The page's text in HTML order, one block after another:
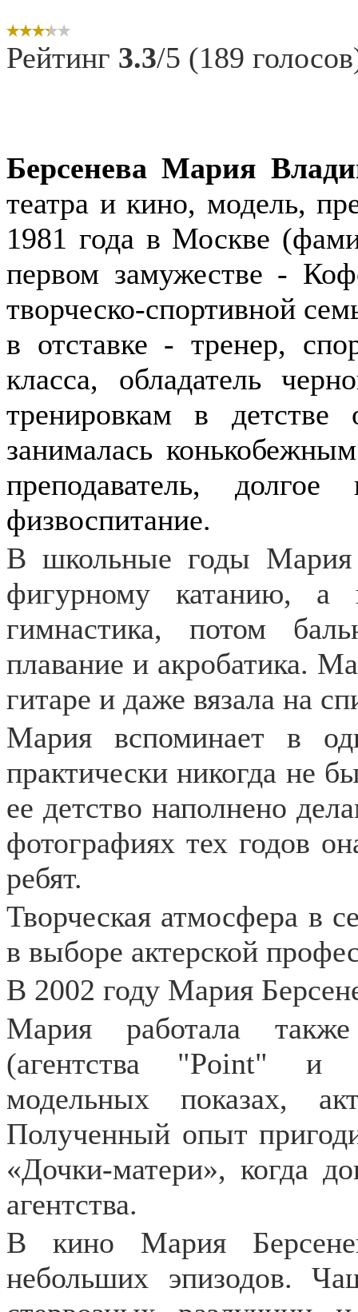
Рейтинг 3.3/5 (189
Берсенева Мария
театра и кино, модель,
1981 года в Москве
первом замужестве -
творческо-спортивной
в отставке - тренер,
класса, обладатель
тренировкам в
занималась
преподаватель,
физвоспитание.
В школьные годы Мария
фигурному катанию, а
гимнастика, потом
плавание и акробатика.
гитаре и даже вязала на
Мария вспоминает в
практически никогда не
ее детство наполнено
фотографиях тех годов
ребят.
Творческая атмосфера в
в выборе актерской
В 2002 году Мария
Мария работала
(агентства "Point" и
модельных показах,
Полученный опыт
«Дочки-матери», когда
агентства.
В кино Мария
небольших эпизодов.